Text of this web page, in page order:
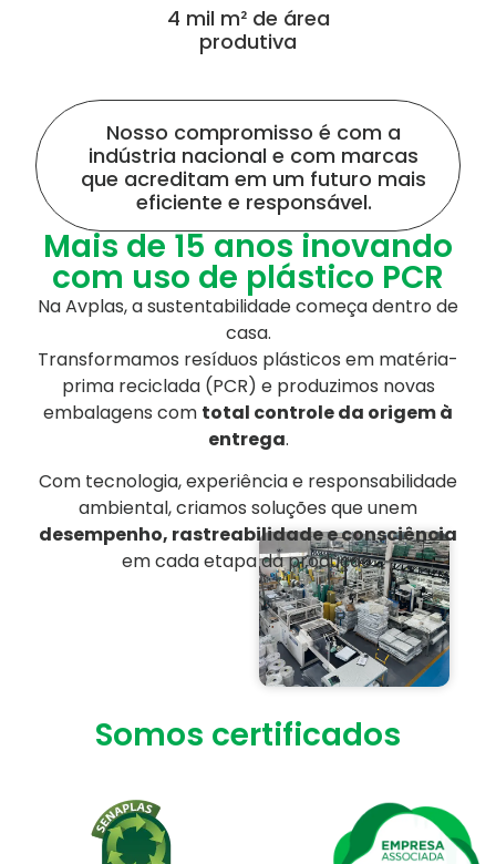
4 mil m² de área
produtiva
Nosso compromisso é com a
indústria nacional e com marcas
que acreditam em um futuro mais
eficiente e responsável.
Mais de 15 anos inovando
com uso de plástico PCR
Na Avplas, a sustentabilidade começa dentro de
casa.
Transformamos resíduos plásticos em matéria-
prima reciclada (PCR) e produzimos novas
embalagens com total controle da origem à
entrega.
Com tecnologia, experiência e responsabilidade
ambiental, criamos soluções que unem
desempenho, rastreabilidade e consciência
em cada etapa da produção.
Somos certificados